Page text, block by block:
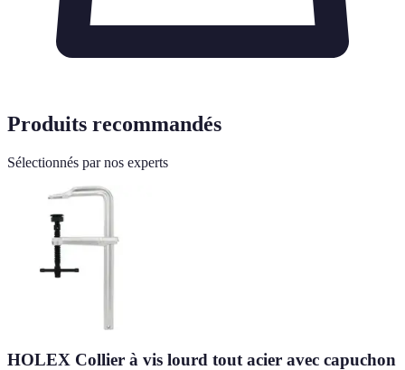
Produits recommandés
Sélectionnés par nos experts
HOLEX Collier à vis lourd tout acier avec capuchon